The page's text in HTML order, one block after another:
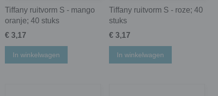
Tiffany ruitvorm S - mango
oranje; 40 stuks
€ 3,17
In winkelwagen
Tiffany ruitvorm S - roze; 40
stuks
€ 3,17
In winkelwagen